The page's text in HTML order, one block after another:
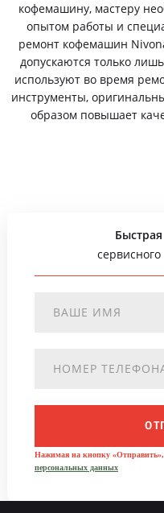
кофемашину, мастеру
опытом работы и
ремонт кофемашин
допускаются только
используют во время
инструменты,
образом повышает
Нажимая на кнопку «Отправить»,
персональных данных